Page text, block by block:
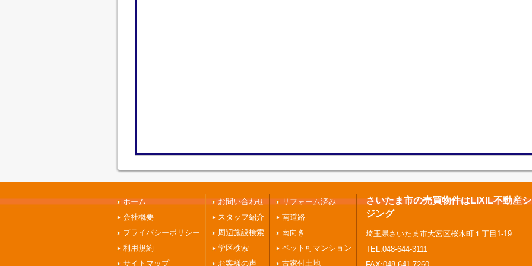
ホーム
会社概要
プライバシーポリシー
利用規約
サイトマップ
お問い合わせ
スタッフ紹介
周辺施設検索
学区検索
お客様の声
リフォーム済み
南道路
南向き
ペット可マンション
古家付土地
さいたま市の売買物件はLIXIL不動産
ジング
埼玉県さいたま市大宮区桜木町１丁目1-19
TEL:048-644-3111